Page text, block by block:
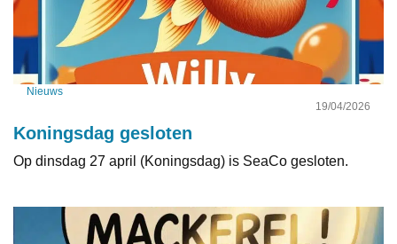
Nieuws
19/04/2026
Koningsdag gesloten
Op dinsdag 27 april (Koningsdag) is SeaCo gesloten.